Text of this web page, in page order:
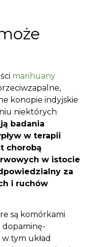
marihuany
konopie indyjskie
niektórych
badania
w terapii
chorobą
w istocie
za
i ruchów
są komórkami
tym układ